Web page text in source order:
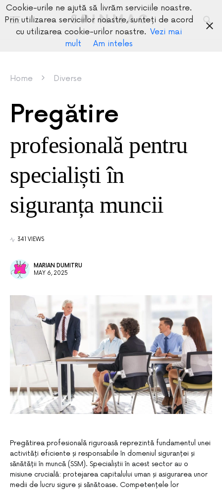
SPINMAG
Home Diverse
Pregătire
profesională pentru
specialiști în
siguranța muncii
341 VIEWS
MARIAN DUMITRU
MAY 6, 2025
Pregătirea profesională riguroasă reprezintă fundamentul unei
activități eficiente și responsabile în domeniul siguranței și
sănătății în muncă (SSM). Specialiștii în acest sector au o
misiune crucială: protejarea capitalului uman și asigurarea unor
medii de lucru sigure și sănătoase. Competențele lor
Cookie-urile ne ajută să livrăm serviciile noastre.
Prin utilizarea serviciilor noastre, sunteți de acord
cu utilizarea cookie-urilor noastre. Vezi mai
mult
Am inteles